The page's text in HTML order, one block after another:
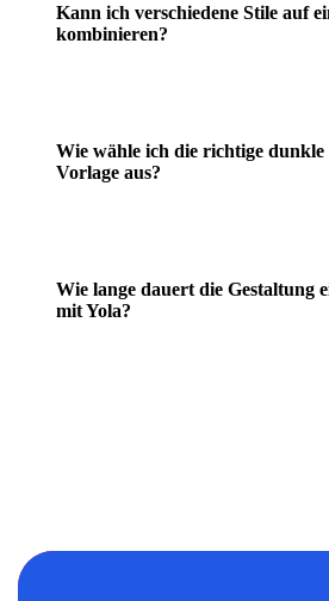
Kann ich verschiedene Stile auf
kombinieren?
Wie wähle ich die richtige dunkle
Vorlage aus?
Wie lange dauert die Gestaltung
mit Yola?